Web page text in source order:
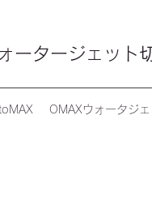
ータージェッ
OMAXウォータジェ